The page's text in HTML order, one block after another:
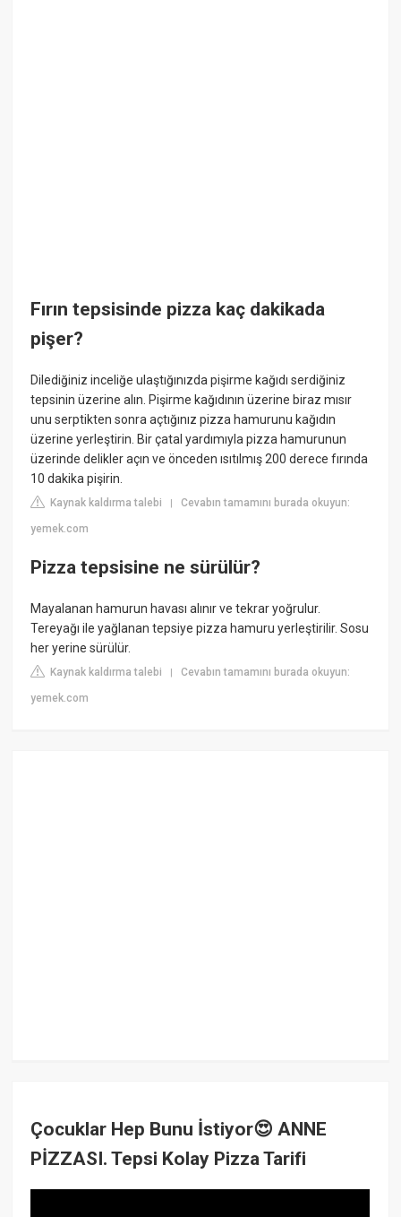
Fırın tepsisinde pizza kaç dakikada
pişer?
Dilediğiniz inceliğe ulaştığınızda pişirme kağıdı serdiğiniz
tepsinin üzerine alın. Pişirme kağıdının üzerine biraz mısır
unu serptikten sonra açtığınız pizza hamurunu kağıdın
üzerine yerleştirin. Bir çatal yardımıyla pizza hamurunun
üzerinde delikler açın ve önceden ısıtılmış 200 derece fırında
10 dakika pişirin.
Kaynak kaldırma talebi |Cevabın tamamını burada okuyun:
yemek.com
Pizza tepsisine ne sürülür?
Mayalanan hamurun havası alınır ve tekrar yoğrulur.
Tereyağı ile yağlanan tepsiye pizza hamuru yerleştirilir. Sosu
her yerine sürülür.
Kaynak kaldırma talebi |Cevabın tamamını burada okuyun:
yemek.com
Çocuklar Hep Bunu İstiyor😍 ANNE
PİZZASI. Tepsi Kolay Pizza Tarifi